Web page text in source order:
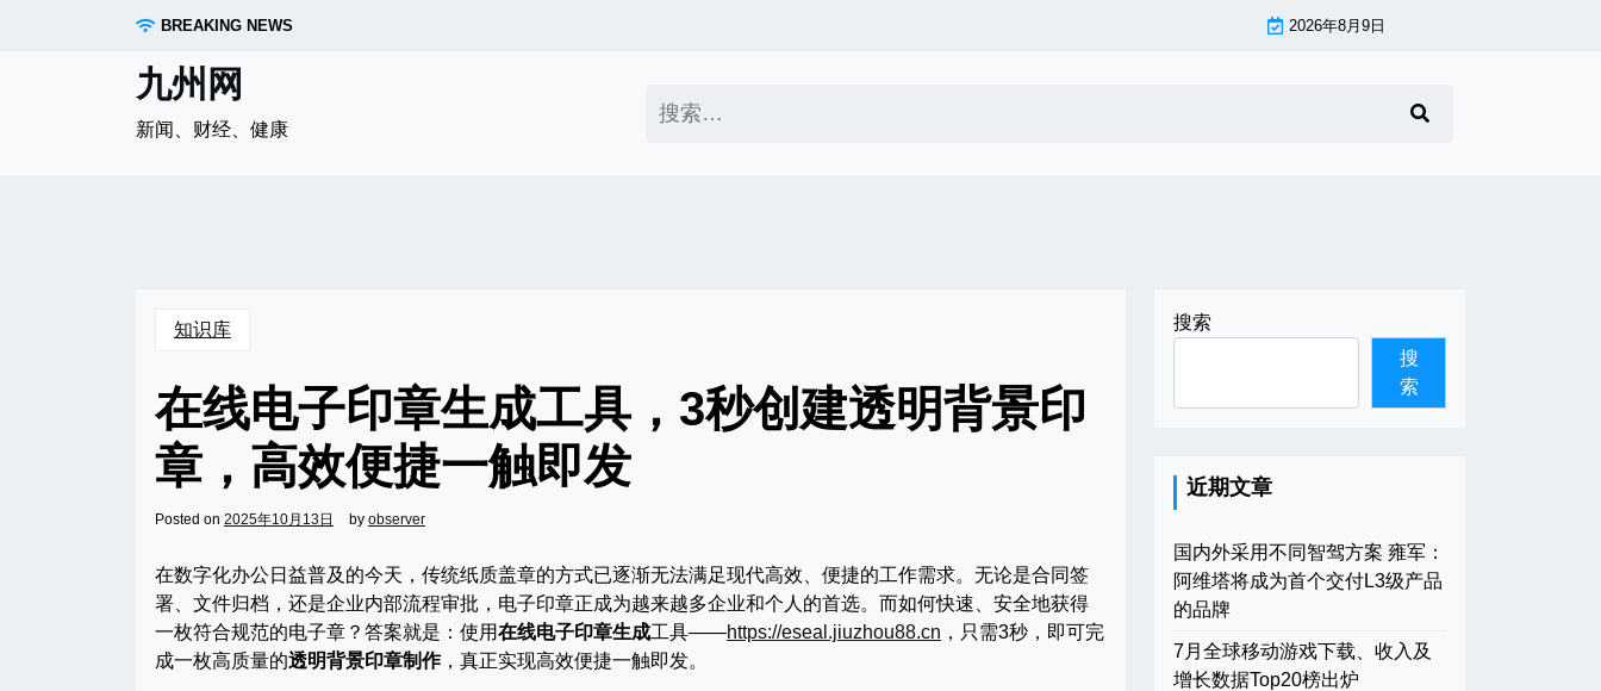
BREAKING NEWS 2026年8月9日
九州网
新闻、财经、健康
索：
知识库
在线电子印章生成工具，3秒创建透明背景印
章，高效便捷一触即发
Posted on 2025年10月13日 by observer
在数字化办公日益普及的今天，传统纸质盖章的方式已逐渐无法满足现代高效、便捷的工作需求。无论是合同签
署、文件归档，还是企业内部流程审批，电子印章正成为越来越多企业和个人的首选。而如何快速、安全地获得
一枚符合规范的电子章？答案就是：使用在线电子印章生成工具——https://eseal.jiuzhou88.cn ，只需3秒，即可完
成一枚高质量的透明背景印章制作，真正实现高效便捷一触即发。
搜索
搜
索
近期文章
国内外采用不同智驾方案 雍军：
阿维塔将成为首个交付L3级产品
的品牌
7月全球移动游戏下载、收入及
增长数据Top20榜出炉